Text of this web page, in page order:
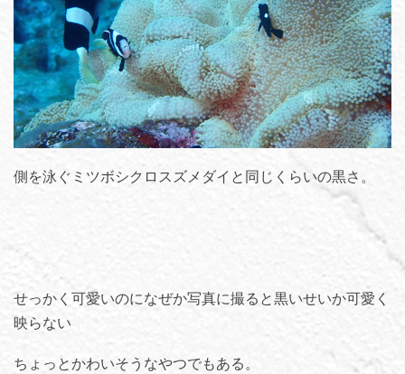
側を泳ぐミツボシクロスズメダイと同じくらいの黒さ。
せっかく可愛いのになぜか写真に撮ると黒いせいか可愛く
映らない
ちょっとかわいそうなやつでもある。